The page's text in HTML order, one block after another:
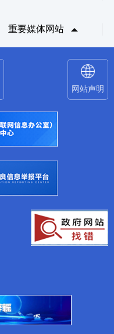
重要媒体网站
网站声明